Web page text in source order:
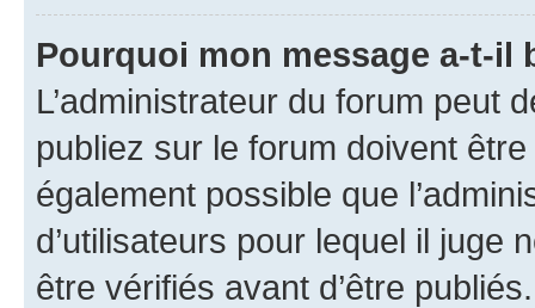
Pourquoi mon message a-t-il
L’administrateur du forum peut
publiez sur le forum doivent
également possible que
d’utilisateurs pour lequel il juge
être vérifiés avant d’être